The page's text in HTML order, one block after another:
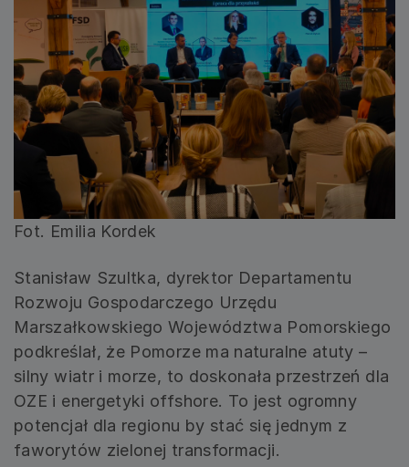
Fot. Emilia Kordek
Stanisław Szultka, dyrektor Departamentu
Rozwoju Gospodarczego Urzędu
Marszałkowskiego Województwa Pomorskiego
podkreślał, że Pomorze ma naturalne atuty –
silny wiatr i morze, to doskonała przestrzeń dla
OZE i energetyki offshore. To jest ogromny
potencjał dla regionu by stać się jednym z
faworytów zielonej transformacji.